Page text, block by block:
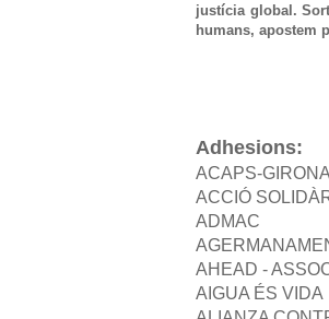
justícia global.
humans, apostem
Adhesions:
ACAPS-GIRONA
ACCIÓ
ADMAC
AHEAD -
AIGUA ÉS VIDA